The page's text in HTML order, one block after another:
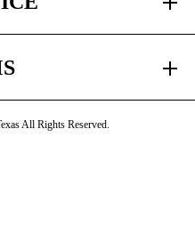
All Rights Reserved.